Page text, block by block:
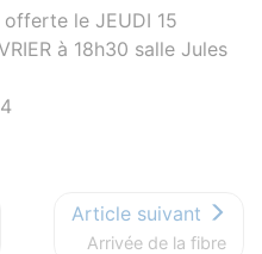
offerte le JEUDI 15
à 18h30 salle Jules
Article suivant
Arrivée de la fibre